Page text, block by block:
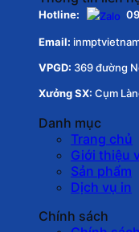
Hotline:
Email:
VPGD: 369 đường
Xưởng SX: Cụm
Danh mục
Trang chủ
Giới thiệu
Sản phẩm
Dịch vụ in
Chính sách